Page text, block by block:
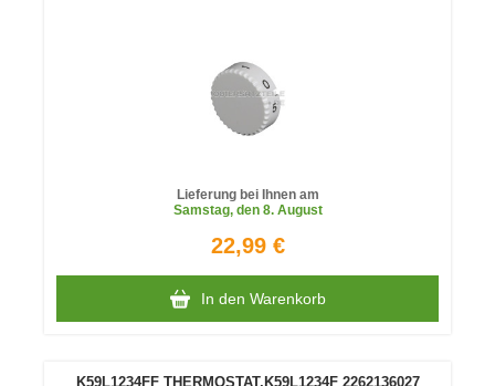
Lieferung bei Ihnen am
Samstag, den 8. August
22,99 €
In den Warenkorb
K59L1234FF THERMOSTAT,K59L1234F 2262136027